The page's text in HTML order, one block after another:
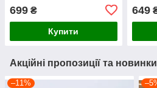
699 ₴
Купити
649
Акційні пропозиції та новинки
–11%